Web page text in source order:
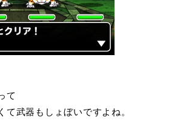
て
て武器もしょぼいですよね。